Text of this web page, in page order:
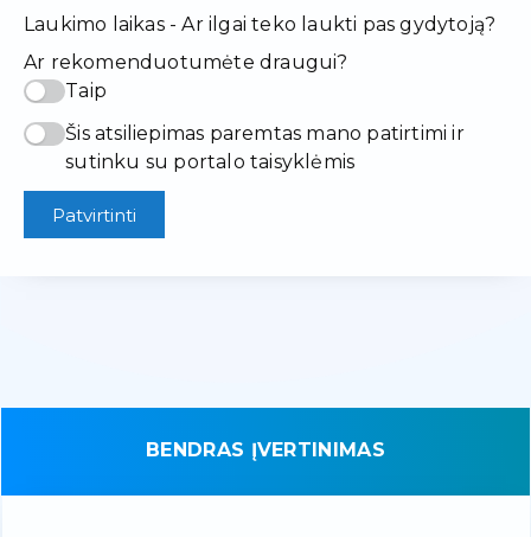
Laukimo laikas - Ar ilgai teko laukti pas gydytoją?
Ar rekomenduotumėte draugui?
Taip
Šis atsiliepimas paremtas mano patirtimi ir
sutinku su portalo taisyklėmis
Patvirtinti
BENDRAS ĮVERTINIMAS